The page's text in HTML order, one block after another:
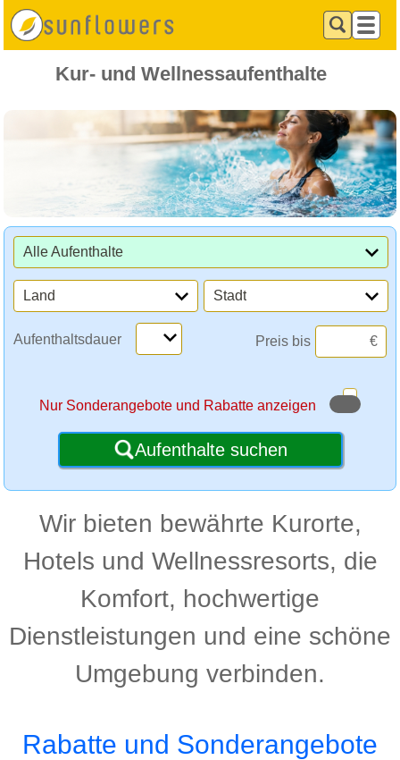
Kur- und Wellnessaufenthalte
Alle Aufenthalte
Land Stadt
Aufenthaltsdauer Preis bis €
Nur Sonderangebote und Rabatte anzeigen
Aufenthalte suchen
Wir bieten bewährte Kurorte,
Hotels und Wellnessresorts, die
Komfort, hochwertige
Dienstleistungen und eine schöne
Umgebung verbinden.
Rabatte und Sonderangebote